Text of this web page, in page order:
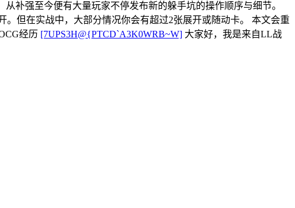
补强至今便有大量玩家不停发布新的躲手坑的操作顺序与细节。
但在实战中，大部分情况你会有超过2张展开或随动卡。 本文会重
经历 [7UPS3H@{PTCD`A3K0WRB~W] 大家好，我是来自LL战